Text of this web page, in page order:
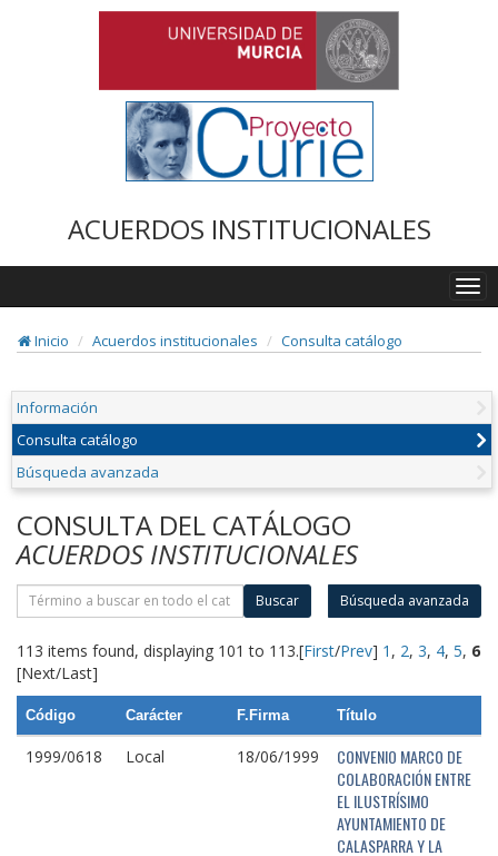
ACUERDOS INSTITUCIONALES
Inicio
Acuerdos institucionales Consulta catálogo
Información
Consulta catálogo
Búsqueda avanzada
CONSULTA DEL CATÁLOGO
ACUERDOS INSTITUCIONALES
Buscar Búsqueda avanzada
113 items found, displaying 101 to 113.[First/Prev] 1 , 2, 3, 4, 5, 6
[Next/Last]
Código Carácter F.Firma Título
1999/0618 Local 18/06/1999
CONVENIO MARCO DE
COLABORACIÓN ENTRE
EL ILUSTRÍSIMO
AYUNTAMIENTO DE
CALASPARRA Y LA